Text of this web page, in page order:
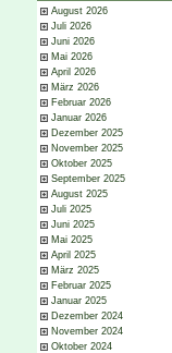
August 2026
Juli 2026
Juni 2026
Mai 2026
April 2026
März 2026
Februar 2026
Januar 2026
Dezember 2025
November 2025
Oktober 2025
September 2025
August 2025
Juli 2025
Juni 2025
Mai 2025
April 2025
März 2025
Februar 2025
Januar 2025
Dezember 2024
November 2024
Oktober 2024